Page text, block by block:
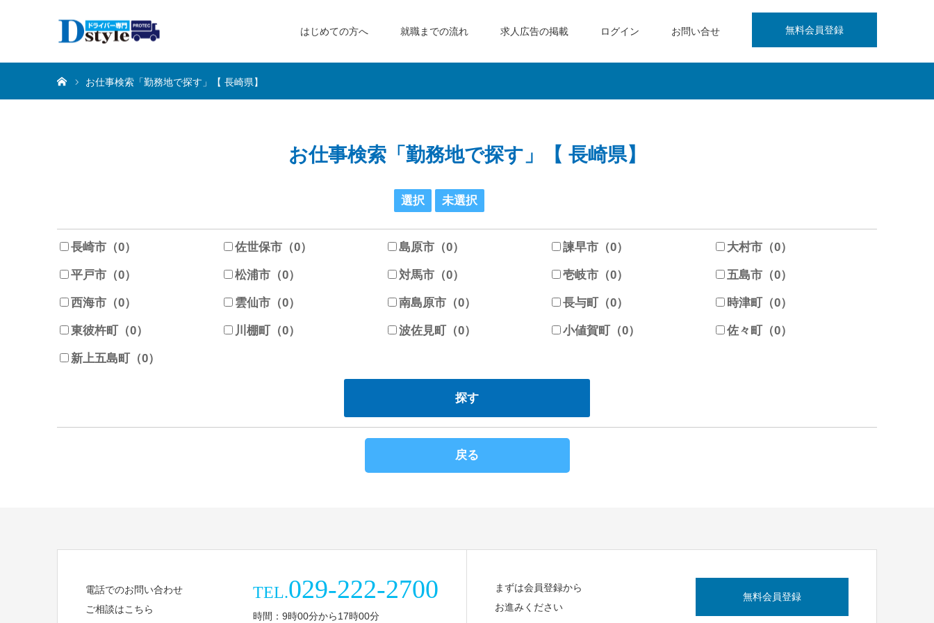
無料会員登録
はじめての方へ 就職までの流れ 求人広告の掲載 ログイン お問い合せ
お仕事検索「勤務地で探す」【 長崎県】
お仕事検索「勤務地で探す」【 長崎県】
長崎市（0） 佐世保市（0） 島原市（0） 諫早市（0） 大村市（0）
平戸市（0） 松浦市（0） 対馬市（0） 壱岐市（0） 五島市（0）
西海市（0） 雲仙市（0） 南島原市（0） 長与町（0） 時津町（0）
東彼杵町（0） 川棚町（0） 波佐見町（0） 小値賀町（0） 佐々町（0）
新上五島町（0）
戻る
電話でのお問い合わせ
ご相談はこちら
TEL.029-222-2700
時間：9時00分から17時00分
まずは会員登録から
お進みください
無料会員登録